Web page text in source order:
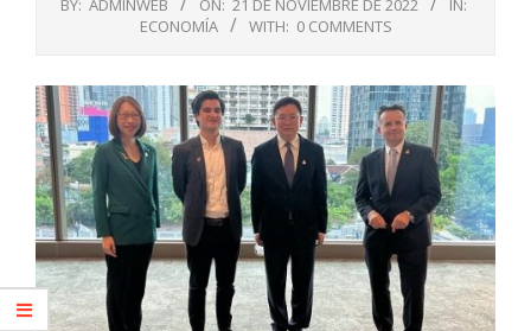
BY: ADMINWEB ON: 21 DE NOVIEMBRE DE 2022
IN:
ECONOMÍA
WITH: 0 COMMENTS